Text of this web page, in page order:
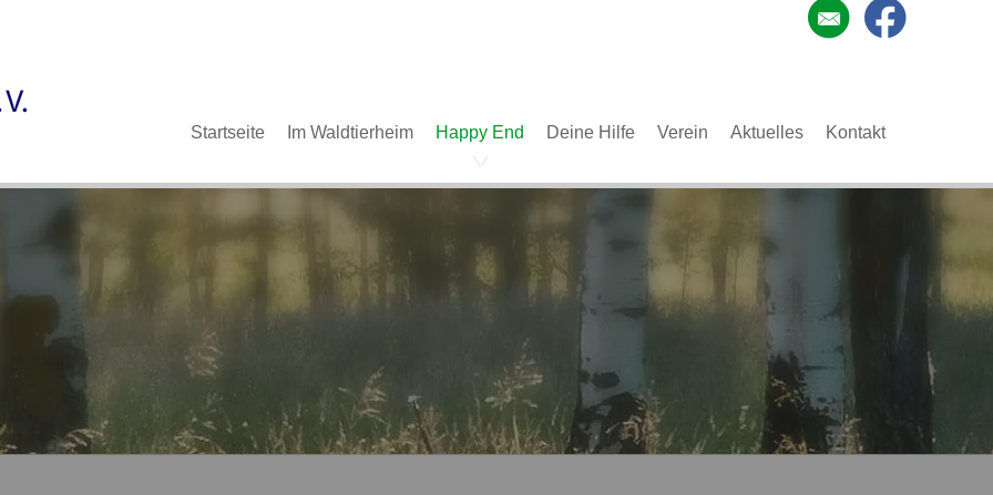
Navigation
überspringen
Startseite Im Waldtierheim Happy End Deine Hilfe Verein Aktuelles Kontakt